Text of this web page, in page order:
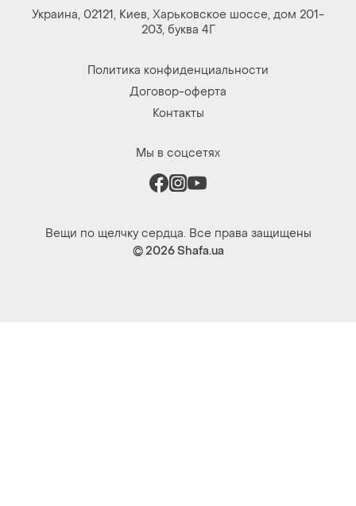
Украина, 02121, Киев, Харьковское шоссе, дом 201-
203, буква 4Г
Политика конфиденциальности
Договор-оферта
Контакты
Мы в соцсетях
Вещи по щелчку сердца. Все права защищены
© 2026Shafa.ua